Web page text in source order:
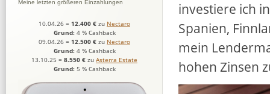
investiere ich
Spanien,
mein
hohen Zinsen
Meine letzten größeren Einzahlungen
10.04.26 = 12.400 € zu Nectaro
Grund: 4 % Cashback
09.04.26 = 12.500 € zu Nectaro
Grund: 4 % Cashback
13.10.25 = 8.550 € zu Asterra Estate
Grund: 5 % Cashback